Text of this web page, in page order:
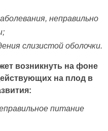
неправильно
слизистой оболочки.
возникнуть на фоне
на плод в
питание